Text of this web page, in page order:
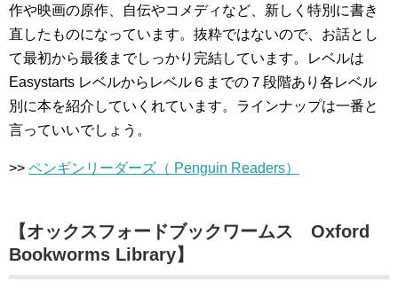
作や映画の原作、自伝やコメディなど、新しく特別に書き
直したものになっています。抜粋ではないので、お話とし
て最初から最後までしっかり完結しています。レベルは
Easystarts レベルからレベル６までの７段階あり各レベル
別に本を紹介していくれています。ラインナップは一番と
言っていいでしょう。
>> ペンギンリーダーズ（ Penguin Readers）
【オックスフォードブックワームス Oxford
Bookworms Library】